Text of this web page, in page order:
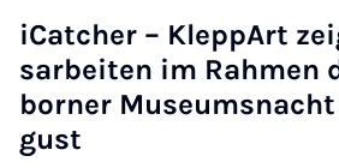
iCatch­er – Klep­pArt
sarbeiten im Rah­men
borner
gust